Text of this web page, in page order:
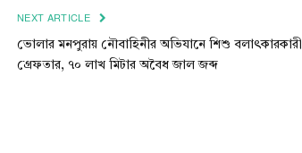
NEXT ARTICLE
ভোলার মনপুরায় নৌবাহিনীর অভিযানে শিশু বলাৎকারকারী
গ্রেফতার, ৭০ লাখ মিটার অবৈধ জাল জব্দ